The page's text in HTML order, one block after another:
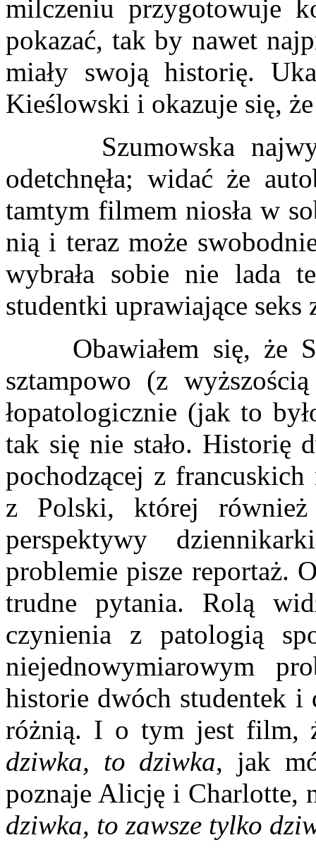
milczeniu przygotowuje
pokazać, tak by nawet
miały swoją historię.
Kieślowski i okazuje się,
Szumowska
odetchnęła; widać że
tamtym filmem niosła w
nią i teraz może
wybrała sobie nie lada
studentki uprawiające seks
Obawiałem się, że
sztampowo (z
łopatologicznie (jak to
tak się nie stało. Historię
pochodzącej z
z Polski, której
perspektywy
problemie pisze reportaż.
trudne pytania. Rolą
czynienia z patologią
niejednowymiarowym
historie dwóch studentek i
różnią. I o tym jest film,
dziwka, to dziwka, jak
poznaje Alicję i Charlotte,
dziwka, to zawsze tylko